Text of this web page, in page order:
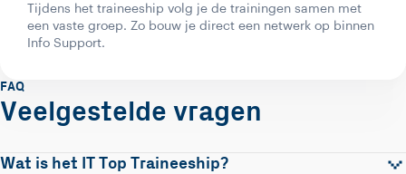
Tijdens het traineeship volg je de trainingen samen met
een vaste groep. Zo bouw je direct een netwerk op binnen
Info Support.
FAQ
Veelgestelde vragen
Wat is het IT Top Traineeship?